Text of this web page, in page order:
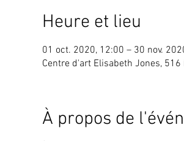
Heure et lieu
01 oct. 2020, 12:00 – 30 nov.
Centre d'art Elisabeth Jones,
À propos de